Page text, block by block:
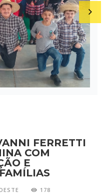
FERRETTI
COM
E
178